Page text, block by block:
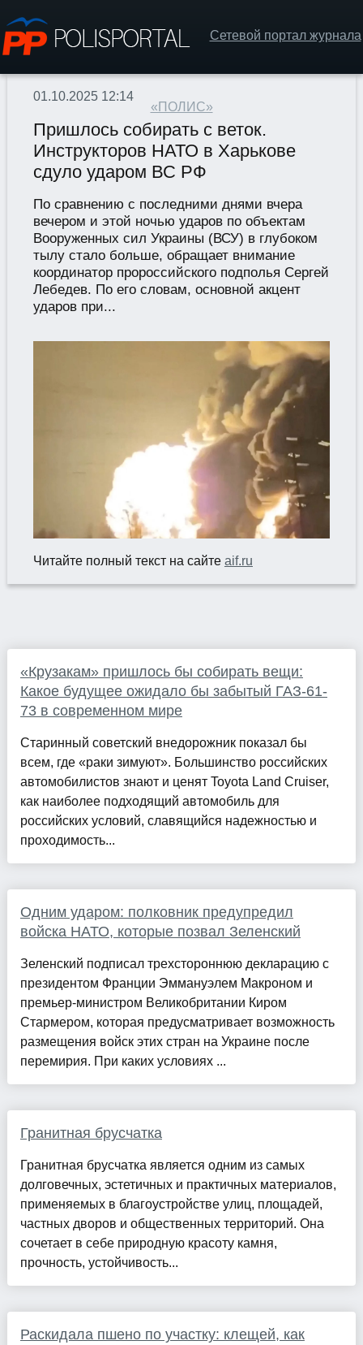
Сетевой портал журнала
«ПОЛИС»
01.10.2025 12:14
Пришлось собирать с веток.
Инструкторов НАТО в Харькове
сдуло ударом ВС РФ
По сравнению с последними днями вчера
вечером и этой ночью ударов по объектам
Вооруженных сил Украины (ВСУ) в глубоком
тылу стало больше, обращает внимание
координатор пророссийского подполья Сергей
Лебедев. По его словам, основной акцент
ударов при...
Читайте полный текст на сайте aif.ru
«Крузакам» пришлось бы собирать вещи:
Какое будущее ожидало бы забытый ГАЗ-61-
73 в современном мире
Старинный советский внедорожник показал бы
всем, где «раки зимуют». Большинство российских
автомобилистов знают и ценят Toyota Land Cruiser,
как наиболее подходящий автомобиль для
российских условий, славящийся надежностью и
проходимость...
Одним ударом: полковник предупредил
войска НАТО, которые позвал Зеленский
Зеленский подписал трехстороннюю декларацию с
президентом Франции Эммануэлем Макроном и
премьер-министром Великобритании Киром
Стармером, которая предусматривает возможность
размещения войск этих стран на Украине после
перемирия. При каких условиях ...
Гранитная брусчатка
Гранитная брусчатка является одним из самых
долговечных, эстетичных и практичных материалов,
применяемых в благоустройстве улиц, площадей,
частных дворов и общественных территорий. Она
сочетает в себе природную красоту камня,
прочность, устойчивость...
Раскидала пшено по участку: клещей, как